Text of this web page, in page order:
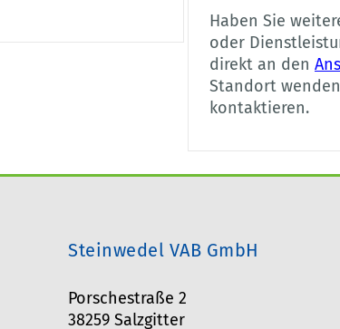
Haben Sie
oder
direkt an den
Standort
kontaktieren.
Steinwedel VAB GmbH
Porschestraße 2
38259 Salzgitter